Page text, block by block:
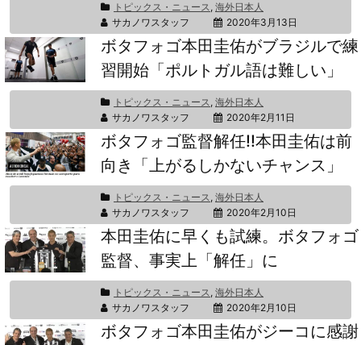
トピックス・ニュース, 海外日本人
サカノワスタッフ
2020年3月13日
ボタフォゴ本田圭佑がブラジルで練
習開始「ポルトガル語は難しい」
トピックス・ニュース, 海外日本人
サカノワスタッフ
2020年2月11日
ボタフォゴ監督解任!!本田圭佑は前
向き「上がるしかないチャンス」
トピックス・ニュース, 海外日本人
サカノワスタッフ
2020年2月10日
本田圭佑に早くも試練。ボタフォゴ
監督、事実上「解任」に
トピックス・ニュース, 海外日本人
サカノワスタッフ
2020年2月10日
ボタフォゴ本田圭佑がジーコに感謝